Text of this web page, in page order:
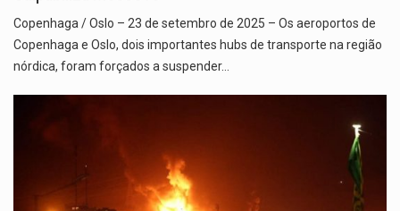
Copenhaga / Oslo – 23 de setembro de 2025 – Os aeroportos de
Copenhaga e Oslo, dois importantes hubs de transporte na região
nórdica, foram forçados a suspender…